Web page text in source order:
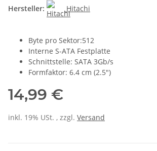
Hersteller:
Hitachi
Byte pro Sektor:512
Interne S-ATA Festplatte
Schnittstelle: SATA 3Gb/s
Formfaktor: 6.4 cm (2.5")
14,99 €
inkl. 19% USt. , zzgl. Versand